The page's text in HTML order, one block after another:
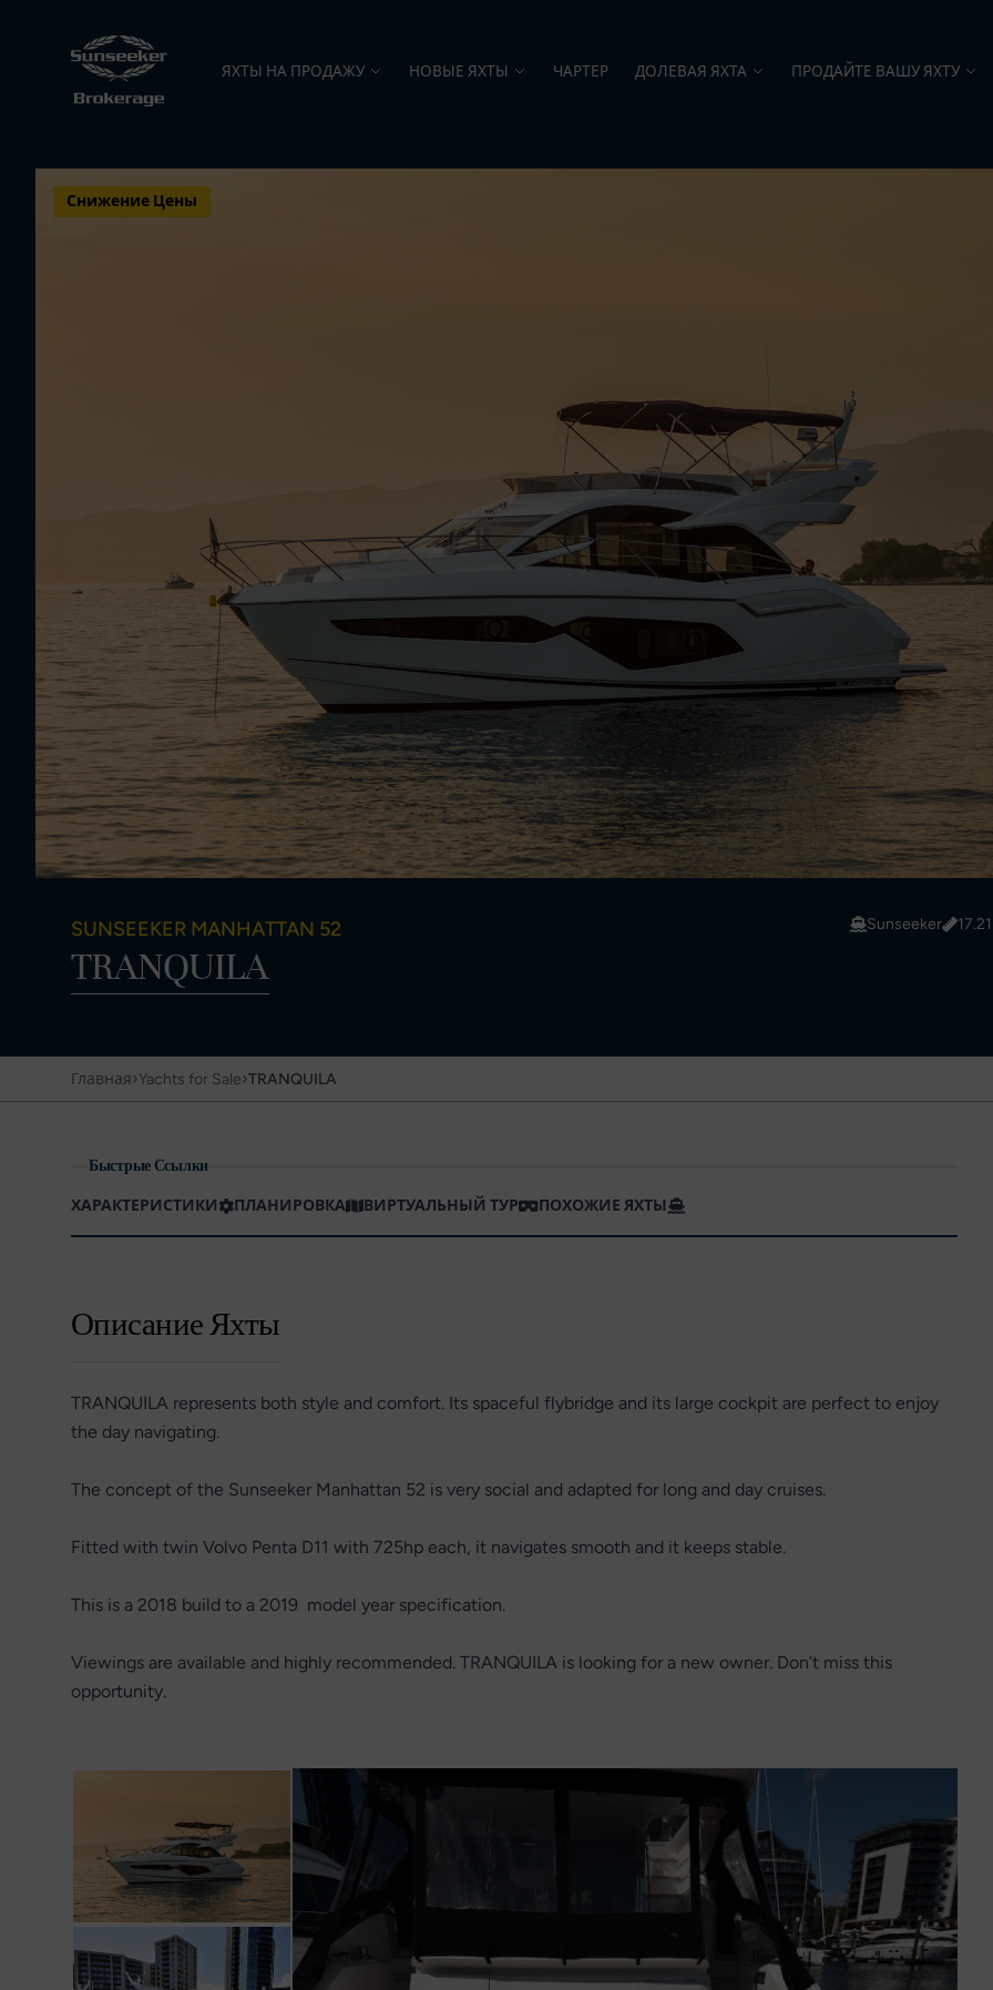
ЯХТЫ НА ПРОДАЖУ НОВЫЕ ЯХТЫ ЧАРТЕР ДОЛЕВАЯ ЯХТА ПРОДАЙТЕ ВАШУ ЯХТУ
Снижение Цены
SUNSEEKER MANHATTAN 52
TRANQUILA
Sunseeker
Главная›Yachts for Sale›TRANQUILA
Быстрые Ссылки
ХАРАКТЕРИСТИКИ ПЛАНИРОВКА ВИРТУАЛЬНЫЙ ТУР ПОХОЖИЕ ЯХТЫ
Описание Яхты
TRANQUILA represents both style and comfort. Its spaceful flybridge and its large cockpit are perfect to enjoy
the day navigating.
The concept of the Sunseeker Manhattan 52 is very social and adapted for long and day cruises.
Fitted with twin Volvo Penta D11 with 725hp each, it navigates smooth and it keeps stable.
This is a 2018 build to a 2019 model year specification.
Viewings are available and highly recommended. TRANQUILA is looking for a new owner. Don’t miss this
opportunity.